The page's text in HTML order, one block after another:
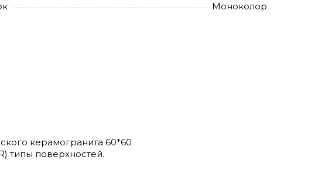
Моноколор
керамогранита 60*60
типы поверхностей.